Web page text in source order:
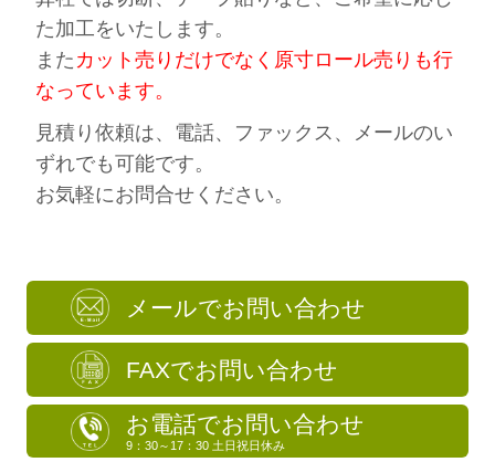
た加工をいたします。
また カット売りだけでなく原寸ロール売りも行
なっています。
見積り依頼は、電話、ファックス、メールのい
ずれでも可能です。
お気軽にお問合せください。
メールでお問い合わせ
FAXでお問い合わせ
お電話でお問い合わせ
9：30～17：30 土日祝日休み